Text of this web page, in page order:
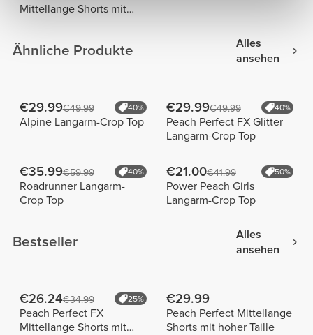
Mittellange Shorts mit
Ähnliche Produkte
Alles
ansehen
€29.99€49.99 40%
Alpine Langarm-Crop Top
€29.99€49.99 40%
Peach Perfect FX Glitter
Langarm-Crop Top
€35.99€59.99 40%
Roadrunner Langarm-
Crop Top
€21.00€41.99 50%
Power Peach Girls
Langarm-Crop Top
Bestseller
Alles
ansehen
€26.24€34.99 25%
Peach Perfect FX
Mittellange Shorts mit
€29.99
Peach Perfect Mittellange
Shorts mit hoher Taille